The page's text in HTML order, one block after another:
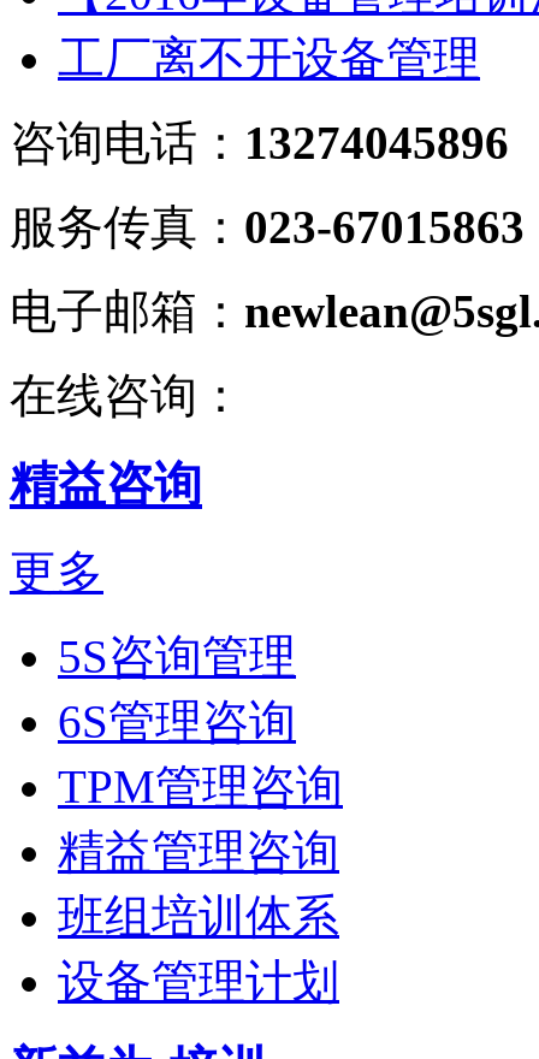
工厂离不开设备管理
咨询电话： 13274045896
服务传真： 023-67015863
电子邮箱：
在线咨询：
精益咨询
更多
5S咨询管理
6S管理咨询
TPM管理咨询
精益管理咨询
班组培训体系
设备管理计划